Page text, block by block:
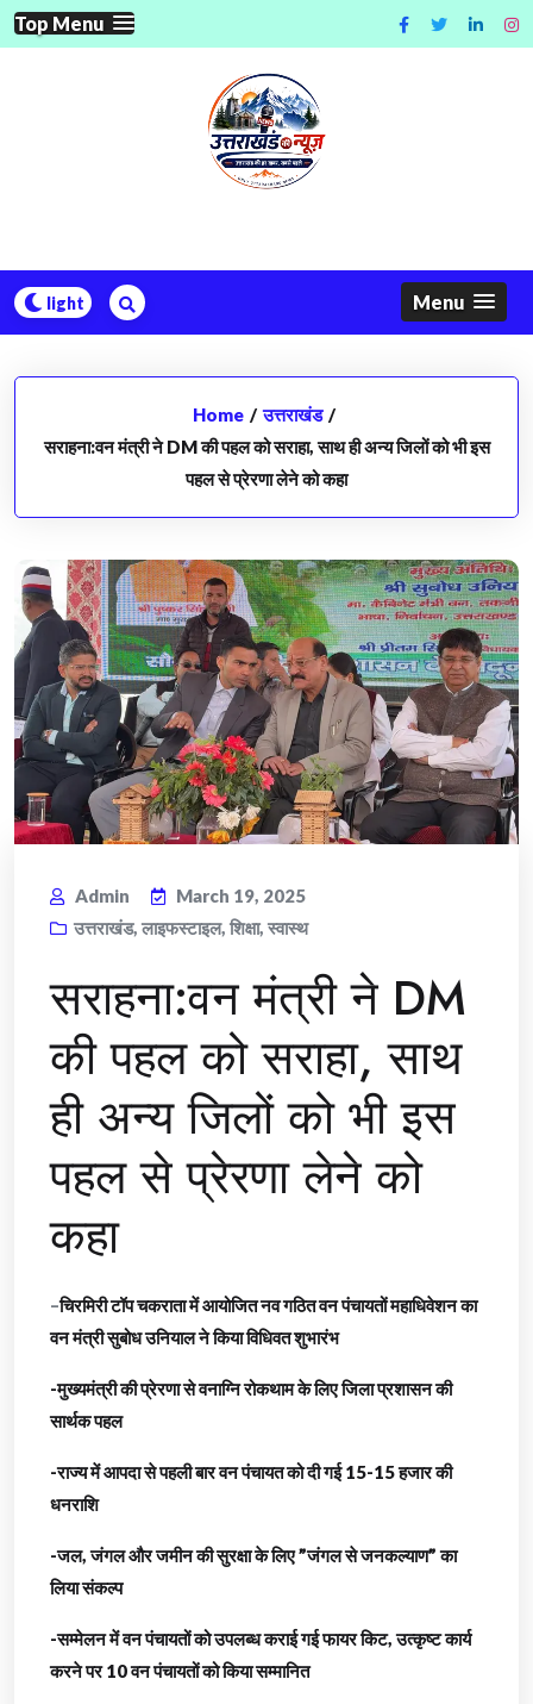
Skip
to
Top Menu
Menu
Home / उत्तराखंड /
सराहना:वन मंत्री ने DM की पहल को सराहा, साथ ही अन्य जिलों को भी इस
पहल से प्रेरणा लेने को कहा
Admin
March 19, 2025
उत्तराखंड, लाइफस्टाइल, शिक्षा, स्वास्थ
सराहना:वन मंत्री ने DM
की पहल को सराहा, साथ
ही अन्य जिलों को भी इस
पहल से प्रेरणा लेने को
कहा
–चिरमिरी टॉप चकराता में आयोजित नव गठित वन पंचायतों महाधिवेशन का
वन मंत्री सुबोध उनियाल ने किया विधिवत शुभारंभ
-मुख्यमंत्री की प्रेरणा से वनाग्नि रोकथाम के लिए जिला प्रशासन की
सार्थक पहल
-राज्य में आपदा से पहली बार वन पंचायत को दी गई 15-15 हजार की
धनराशि
-जल, जंगल और जमीन की सुरक्षा के लिए ”जंगल से जनकल्याण” का
लिया संकल्प
-सम्मेलन में वन पंचायतों को उपलब्ध कराई गई फायर किट, उत्कृष्ट कार्य
करने पर 10 वन पंचायतों को किया सम्मानित